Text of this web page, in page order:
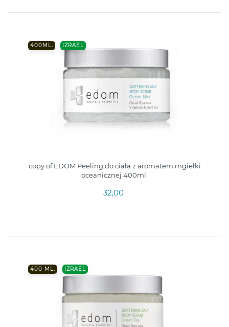
400ML. IZRAEL
copy of EDOM Peeling do ciała z aromatem mgiełki
oceanicznej 400ml.
32,00
400 ML. IZRAEL